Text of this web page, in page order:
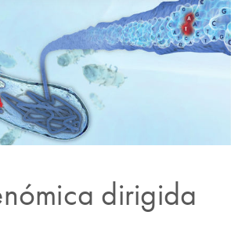
dirigida